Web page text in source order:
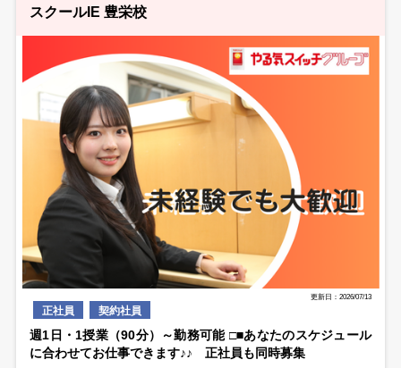
スクールIE 豊栄校
更新日：2026/07/13
正社員 契約社員
週1日・1授業（90分）～勤務可能 □■あなたのスケジュール
に合わせてお仕事できます♪♪ 正社員も同時募集